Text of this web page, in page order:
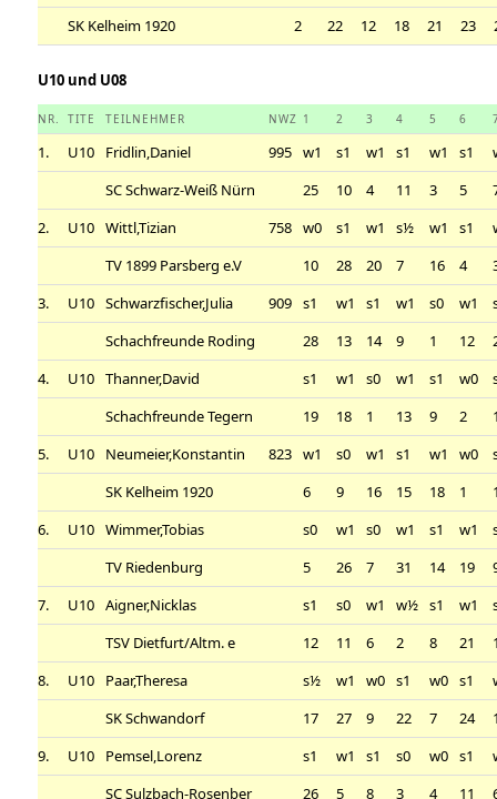
SK Kelheim 1920
2 22 12 18 21 23
U10 und U08
NR. TITE TEILNEHMER NWZ 1 2 3 4 5 6
1. U10 Fridlin,Daniel 995 w1 s1 w1 s1 w1 s1
SC Schwarz-Weiß Nürn
25 10 4 11 3 5
2.
U10 Wittl,Tizian 758 w0 s1 w1 s½ w1 s1
TV 1899 Parsberg e.V
10 28 20 7 16 4
3.
U10 Schwarzfischer,Julia 909 s1 w1 s1 w1 s0 w1
Schachfreunde Roding
28 13 14 9 1 12
4.
U10 Thanner,David s1 w1 s0 w1 s1 w0
Schachfreunde Tegern
19 18 1 13 9 2
5.
U10 Neumeier,Konstantin 823 w1 s0 w1 s1 w1 w0
SK Kelheim 1920
6 9 16 15 18 1
6.
U10 Wimmer,Tobias s0 w1 s0 w1 s1 w1
TV Riedenburg
5 26 7 31 14 19
7.
U10 Aigner,Nicklas s1 s0 w1 w½ s1 w1
TSV Dietfurt/Altm. e
12 11 6 2 8 21
8.
U10 Paar,Theresa s½ w1 w0 s1 w0 s1
SK Schwandorf
17 27 9 22 7 24
9.
U10 Pemsel,Lorenz s1 w1 s1 s0 w0 s1
SC Sulzbach-Rosenber
26 5 8 3 4 11